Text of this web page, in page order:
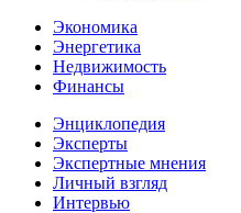
Экономика
Энергетика
Недвижимость
Финансы
Энциклопедия
Эксперты
Экспертные мнения
Личный взгляд
Интервью